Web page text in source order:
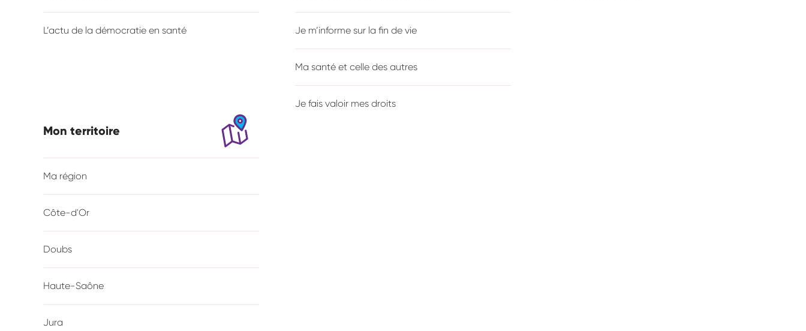
L’actu de la démocratie en santé Je m’informe sur la fin de vie
Ma santé et celle des autres
Je fais valoir mes droits
Mon territoire
Ma région
Côte-d'Or
Doubs
Haute-Saône
Jura